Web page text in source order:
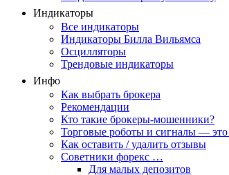
Индикаторы
Все индикаторы
Индикаторы Билла Вильямса
Осцилляторы
Трендовые индикаторы
Инфо
Как выбрать брокера
Рекомендации
Кто такие брокеры-мошенники?
Торговые роботы и сигналы — это
Как оставить / удалить отзывы
Советники форекс …
Для малых депозитов